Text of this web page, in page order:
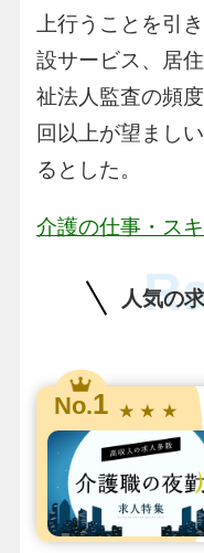
上行うことを引
設サービス、居
祉法人監査の頻
回以上が望まし
るとした。
介護の仕事・ス
人気の
No.1 ★ ★ ★